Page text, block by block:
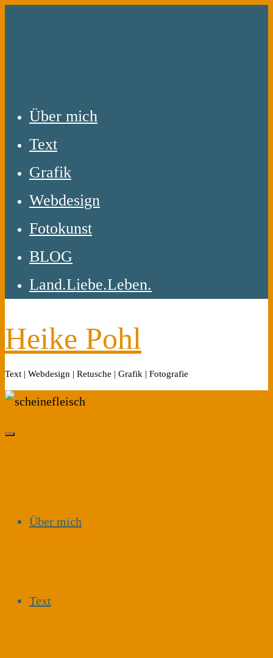
Über mich
Text
Grafik
Webdesign
Fotokunst
BLOG
Land.Liebe.Leben.
Heike Pohl
Text | Webdesign | Retusche | Grafik | Fotografie
Über mich
Text